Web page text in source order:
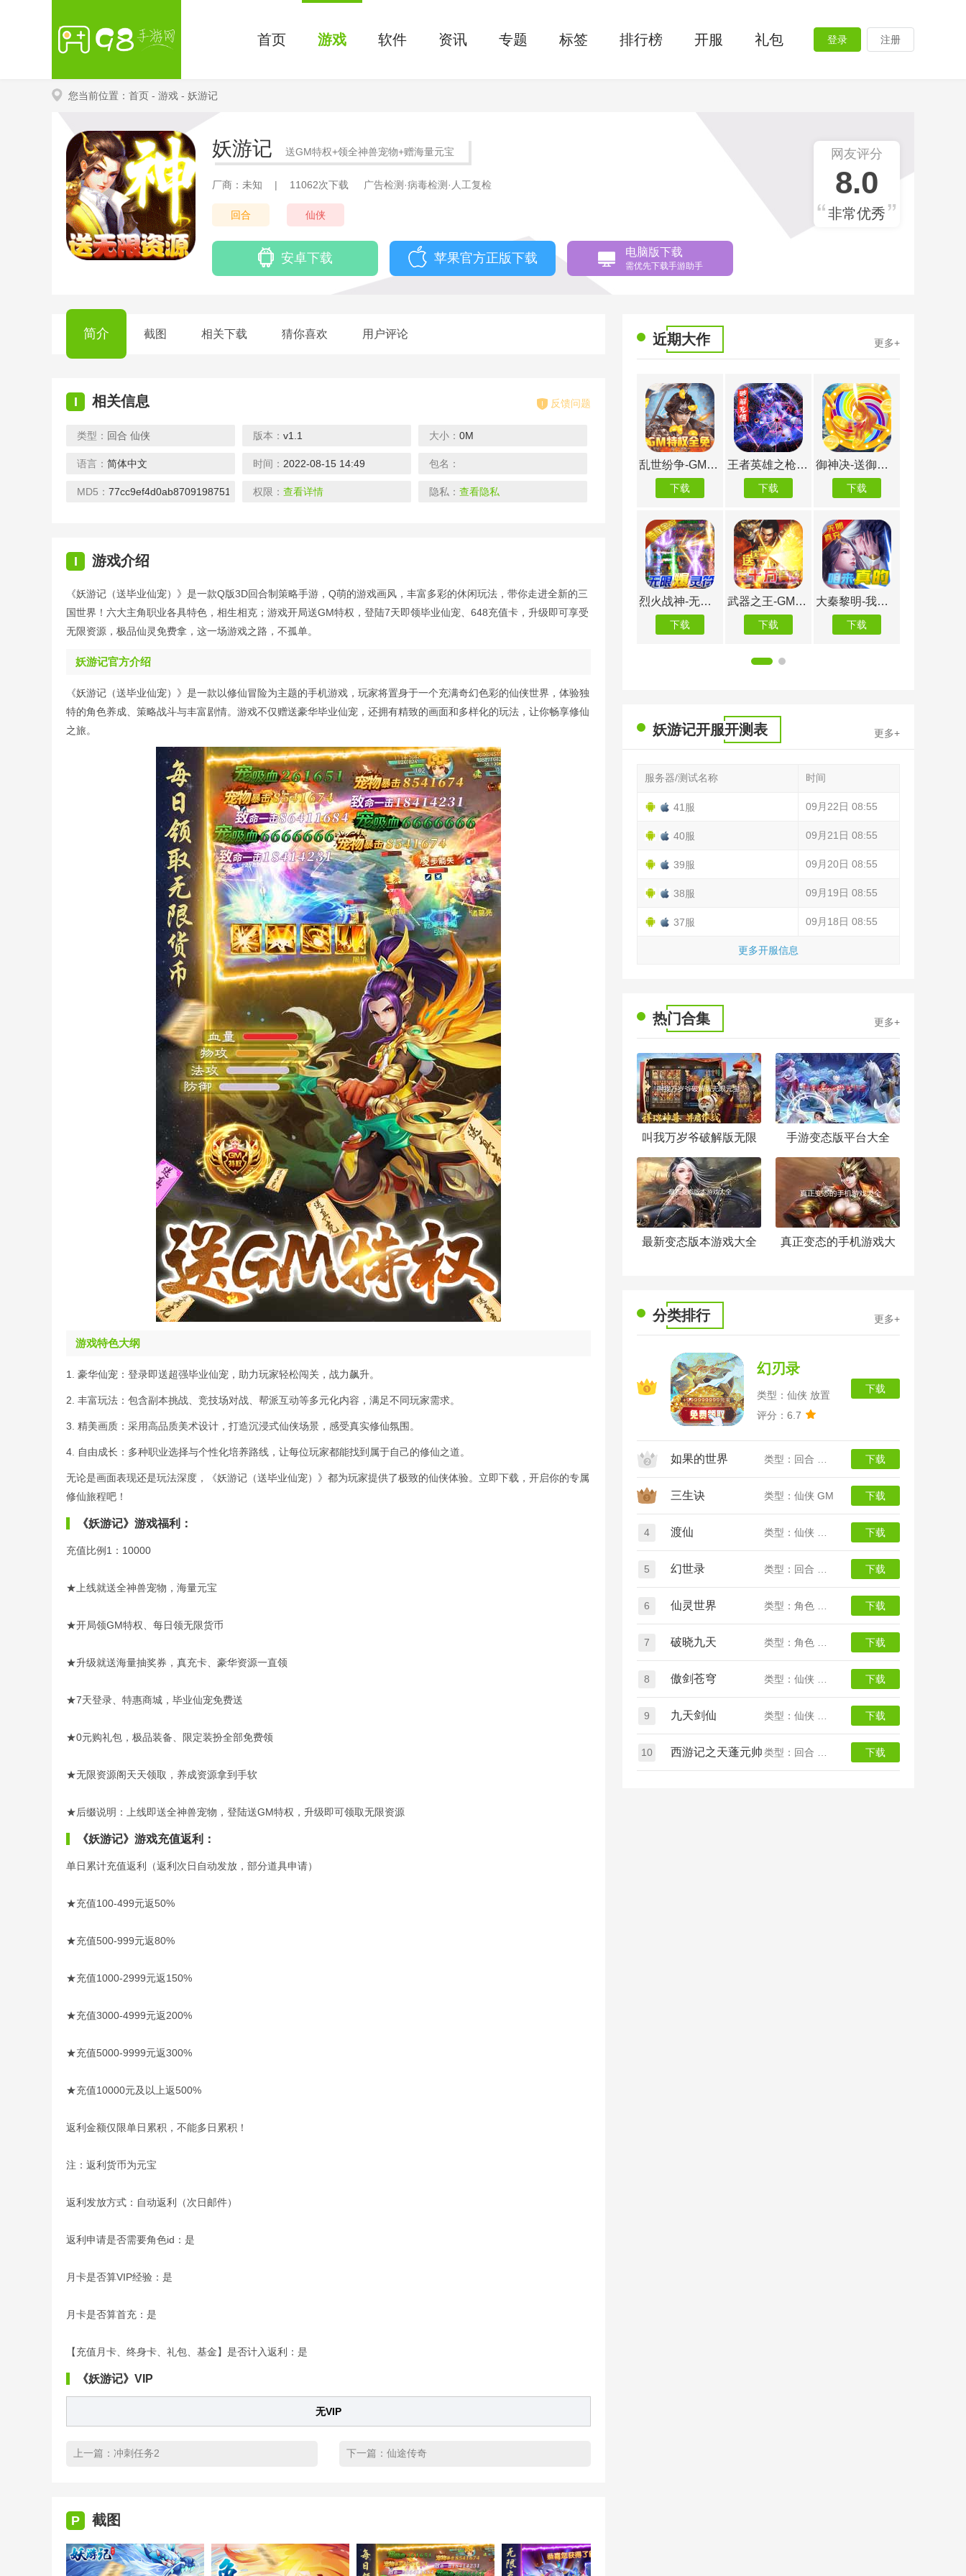
首页 游戏 软件 资讯 专题 标签 排行榜 开服 礼包 登录 注册
您当前位置： 首页 - 游戏 - 妖游记
妖游记 送GM特权+领全神兽宠物+赠海量元宝
厂商：未知 | 11062次下载 广告检测·病毒检测·人工复检
回合 仙侠
安卓下载 苹果官方正版下载 电脑版下载
需优先下载手游助手
网友评分
8.0
非常优秀
简介 截图 相关下载 猜你喜欢 用户评论
I 相关信息 反馈问题
类型： 回合 仙侠 版本： v1.1 大小： 0M
语言： 简体中文 时间： 2022-08-15 14:49 包名：
MD5： 77cc9ef4d0ab8709198751b8e2706fcc
权限： 查看详情 隐私： 查看隐私
I 游戏介绍
《妖游记（送毕业仙宠）》是一款Q版3D回合制策略手游，Q萌的游戏画风，丰富多彩的休闲玩法，带你走进全新的三
国世界！六大主角职业各具特色，相生相克；游戏开局送GM特权，登陆7天即领毕业仙宠、648充值卡，升级即可享受
无限资源，极品仙灵免费拿，这一场游戏之路，不孤单。
妖游记官方介绍
《妖游记（送毕业仙宠）》是一款以修仙冒险为主题的手机游戏，玩家将置身于一个充满奇幻色彩的仙侠世界，体验独
特的角色养成、策略战斗与丰富剧情。游戏不仅赠送豪华毕业仙宠，还拥有精致的画面和多样化的玩法，让你畅享修仙
之旅。
游戏特色大纲
1. 豪华仙宠：登录即送超强毕业仙宠，助力玩家轻松闯关，战力飙升。
2. 丰富玩法：包含副本挑战、竞技场对战、帮派互动等多元化内容，满足不同玩家需求。
3. 精美画质：采用高品质美术设计，打造沉浸式仙侠场景，感受真实修仙氛围。
4. 自由成长：多种职业选择与个性化培养路线，让每位玩家都能找到属于自己的修仙之道。
无论是画面表现还是玩法深度，《妖游记（送毕业仙宠）》都为玩家提供了极致的仙侠体验。立即下载，开启你的专属
修仙旅程吧！
《妖游记》游戏福利：
充值比例1：10000
★上线就送全神兽宠物，海量元宝
★开局领GM特权、每日领无限货币
★升级就送海量抽奖券，真充卡、豪华资源一直领
★7天登录、特惠商城，毕业仙宠免费送
★0元购礼包，极品装备、限定装扮全部免费领
★无限资源阁天天领取，养成资源拿到手软
★后缀说明：上线即送全神兽宠物，登陆送GM特权，升级即可领取无限资源
《妖游记》游戏充值返利：
单日累计充值返利（返利次日自动发放，部分道具申请）
★充值100-499元返50%
★充值500-999元返80%
★充值1000-2999元返150%
★充值3000-4999元返200%
★充值5000-9999元返300%
★充值10000元及以上返500%
返利金额仅限单日累积，不能多日累积！
注：返利货币为元宝
返利发放方式：自动返利（次日邮件）
返利申请是否需要角色id：是
月卡是否算VIP经验：是
月卡是否算首充：是
【充值月卡、终身卡、礼包、基金】是否计入返利：是
《妖游记》VIP
无VIP
上一篇： 冲刺任务2 下一篇： 仙途传奇
P 截图
近期大作 更多+
下载
少年封神-永久送真充
下载
仙侠传奇-傲天神器
下载
小小屠龙-送屠龙刀
下载
舞动精灵-送2W真充
下载
御神决-送御神万抽
烈火战神-无限爆灵符 大秦黎明-我是GM
西游记之天蓬元帅-送红包 少年封神-永久送真充
仙侠传奇-傲天神器 小小屠龙-送屠龙刀
妖游记开服开测表 更多+
更多开服信息
服务器/测试名称 时间
41服 09月22日 08:55
40服 09月21日 08:55
39服 09月20日 08:55
38服 09月19日 08:55
37服 09月18日 08:55
热门合集 更多+
叫我万岁爷破解版无限
元宝
手游变态版平台大全
最新变态版本游戏大全 真正变态的手机游戏大
分类排行 更多+
幻刃录
类型：仙侠 放置
评分：6.7
下载
如果的世界 下载
三生诀 类型：仙侠 GM 下载
4 渡仙 下载
5 幻世录 下载
6 仙灵世界 下载
7 破晓九天 下载
8 傲剑苍穹 下载
9 九天剑仙 下载
10 西游记之天蓬元帅 下载